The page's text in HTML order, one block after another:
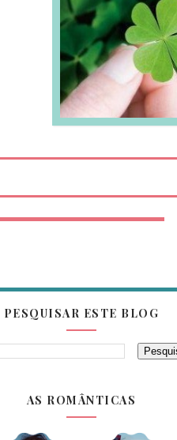
PESQUISAR ESTE BLOG
AS ROMÂNTICAS